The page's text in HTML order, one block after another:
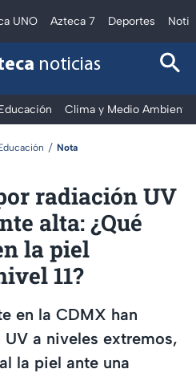
UNO Azteca 7 Deportes
noticias
Clima y Medio Ambiente
Nota
radiación UV
alta: ¿Qué
la piel
11?
en la CDMX han
a niveles extremos,
la piel ante una